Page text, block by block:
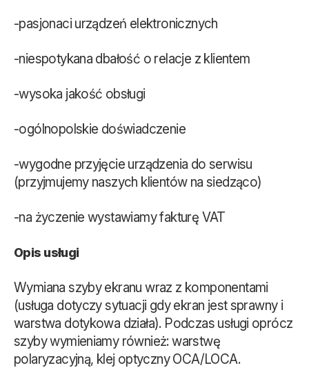
-pasjonaci urządzeń elektronicznych
-niespotykana dbałość o relacje z klientem
-wysoka jakość obsługi
-ogólnopolskie doświadczenie
-wygodne przyjęcie urządzenia do serwisu
(przyjmujemy naszych klientów na siedząco)
-na życzenie wystawiamy fakturę VAT
Opis usługi
Wymiana szyby ekranu wraz z komponentami
(usługa dotyczy sytuacji gdy ekran jest sprawny i
warstwa dotykowa działa). Podczas usługi oprócz
szyby wymieniamy również: warstwę
polaryzacyjną, klej optyczny OCA/LOCA.